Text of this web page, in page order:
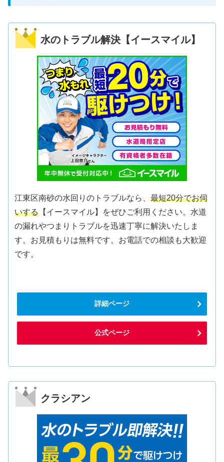
水のトラブル解決【イースマイル】
江東区南砂の水回りのトラブルなら、最短20分でお伺
いする 【イースマイル】をぜひご利用ください。水道
の漏れやつまりトラブルを迅速丁寧に解決いたしま
す。お見積もりは無料です。お電話での相談も大歓迎
です。
詳細ページ
公式ページ
クラシアン